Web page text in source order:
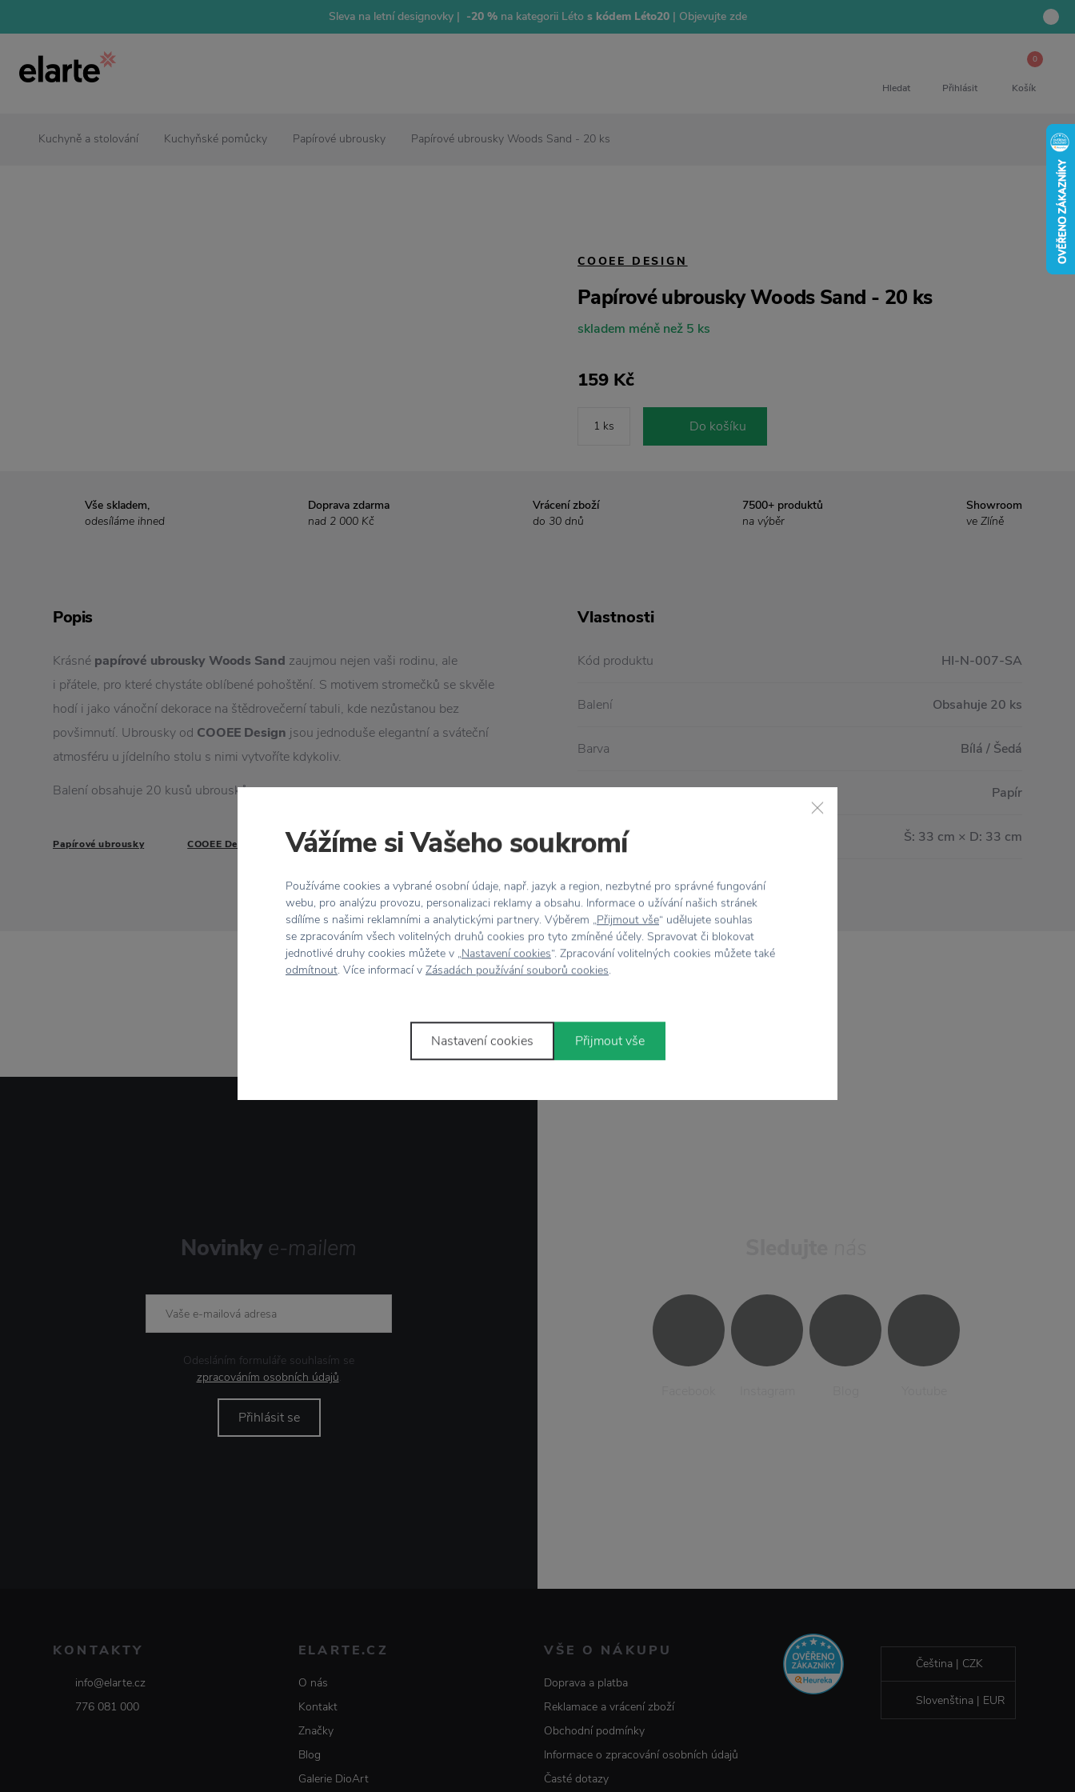
Sleva na letní designovky | -20 %na kategorii Létos kódem Léto20 | Objevujte zde
Hledat Přihlásit
0
Košík
Kuchyně a stolování Kuchyňské pomůcky Papírové ubrousky Papírové ubrousky Woods Sand - 20 ks
COOEE DESIGN
Papírové ubrousky Woods Sand - 20 ks
skladem méně než 5 ks
159 Kč
Do košíku
Vše skladem,
odesíláme ihned
Doprava zdarma
nad 2 000 Kč
Vrácení zboží
do 30 dnů
7500+ produktů
na výběr
Showroom
ve Zlíně
Popis
Krásné papírové ubrousky Woods Sand zaujmou nejen vaši rodinu, ale
i přátele, pro které chystáte oblíbené pohoštění. S motivem stromečků se skvěle
hodí i jako vánoční dekorace na štědrovečerní tabuli, kde nezůstanou bez
povšimnutí. Ubrousky od COOEE Design jsou jednoduše elegantní a sváteční
atmosféru u jídelního stolu s nimi vytvoříte kdykoliv.
Balení obsahuje 20 kusů ubrousků.
Papírové ubrousky COOEE Design
Vlastnosti
Kód produktu HI-N-007-SA
Balení Obsahuje 20 ks
Barva Bílá / Šedá
Materiál Papír
Rozměr Š: 33 cm × D: 33 cm
Novinky e-mailem
Odesláním formuláře souhlasím se
zpracováním osobních údajů.
Přihlásit se
KONTAKTY
info@elarte.cz
776 081 000
ELARTE.CZ
O nás
Kontakt
Značky
Blog
Galerie DioArt
VŠE O NÁKUPU
Doprava a platba
Reklamace a vrácení zboží
Obchodní podmínky
Informace o zpracování osobních údajů
Časté dotazy
Čeština | CZK
Slovenština | EUR
Vážíme si Vašeho soukromí
Používáme cookies a vybrané osobní údaje, např. jazyk a region, nezbytné pro správné fungování
webu, pro analýzu provozu, personalizaci reklamy a obsahu. Informace o užívání našich stránek
sdílíme s našimi reklamními a analytickými partnery. Výběrem „Přijmout vše“ udělujete souhlas
se zpracováním všech volitelných druhů cookies pro tyto zmíněné účely. Spravovat či blokovat
jednotlivé druhy cookies můžete v „Nastavení cookies“. Zpracování volitelných cookies můžete také
odmítnout. Více informací v Zásadách používání souborů cookies.
Nastavení cookies Přijmout vše